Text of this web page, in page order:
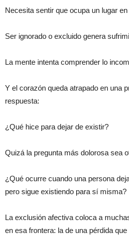
Necesita sentir que ocupa un lugar
Ser ignorado o excluido genera
La mente intenta comprender lo
Y el corazón queda atrapado en una
respuesta:
¿Qué hice para dejar de existir?
Quizá la pregunta más dolorosa sea
¿Qué ocurre cuando una persona
pero sigue existiendo para sí misma?
La exclusión afectiva coloca a
en esa frontera: la de una pérdida